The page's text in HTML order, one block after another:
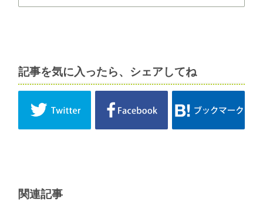
記事を気に入ったら、シェアしてね
関連記事